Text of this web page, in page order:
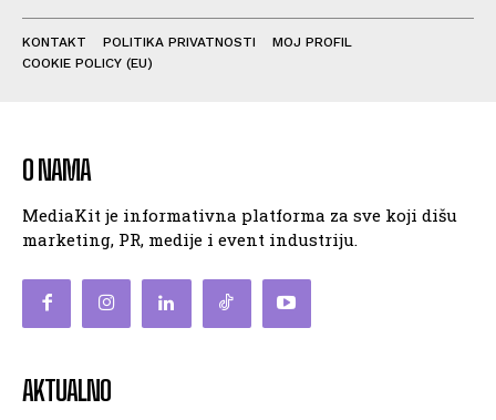
KONTAKT POLITIKA PRIVATNOSTI
MOJ PROFIL
COOKIE POLICY (EU)
O NAMA
MediaKit je informativna platforma za sve koji dišu
marketing, PR, medije i event industriju.
AKTUALNO